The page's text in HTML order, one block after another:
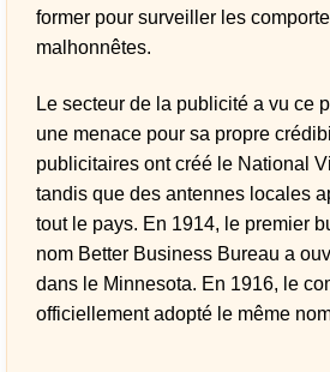
former pour surveiller les
malhonnêtes.
Le secteur de la publicité a vu ce
une menace pour sa propre
publicitaires ont créé le National
tandis que des antennes locales
tout le pays. En 1914, le premier
nom Better Business Bureau a
dans le Minnesota. En 1916, le
officiellement adopté le même